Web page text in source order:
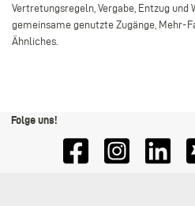
Vertretungsregeln, Vergabe, Entzug und
gemeinsame genutzte Zugänge, Mehr-
Ähnliches.
Folge uns!